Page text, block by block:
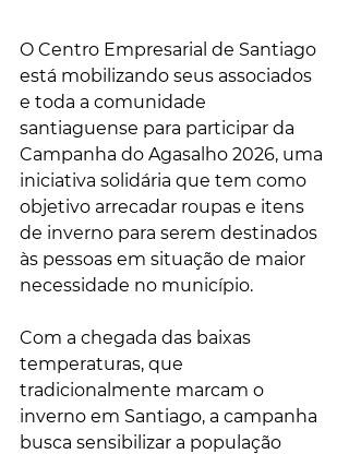
O Centro Empresarial de Santiago
está mobilizando seus associados
e toda a comunidade
santiaguense para participar da
Campanha do Agasalho 2026, uma
iniciativa solidária que tem como
objetivo arrecadar roupas e itens
de inverno para serem destinados
às pessoas em situação de maior
necessidade no município.
Com a chegada das baixas
temperaturas, que
tradicionalmente marcam o
inverno em Santiago, a campanha
busca sensibilizar a população